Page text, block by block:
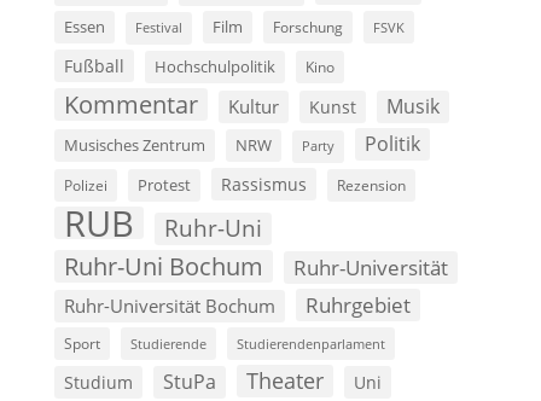
Essen Festival Film Forschung FSVK
Fußball Hochschulpolitik Kino
Kommentar Kultur Kunst Musik
Musisches Zentrum NRW Party Politik
Polizei Protest Rassismus Rezension
RUB Ruhr-Uni
Ruhr-Uni Bochum Ruhr-Universität
Ruhr-Universität Bochum Ruhrgebiet
Sport Studierende Studierendenparlament
Studium StuPa Theater Uni